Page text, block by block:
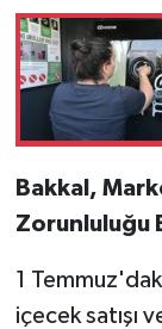
Bakkal,
Zorunluluğu
1
içecek satışı